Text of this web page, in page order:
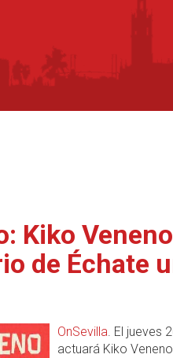
Kiko
de Échate
OnSevilla. El jueves
actuará Kiko